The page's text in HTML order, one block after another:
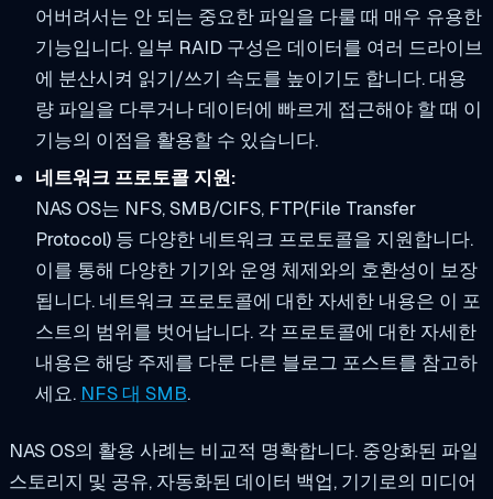
어버려서는 안 되는 중요한 파일을 다룰 때 매우 유용한
기능입니다. 일부 RAID 구성은 데이터를 여러 드라이브
에 분산시켜 읽기/쓰기 속도를 높이기도 합니다. 대용
량 파일을 다루거나 데이터에 빠르게 접근해야 할 때 이
기능의 이점을 활용할 수 있습니다.
네트워크 프로토콜 지원:
NAS OS는 NFS, SMB/CIFS, FTP(File Transfer
Protocol) 등 다양한 네트워크 프로토콜을 지원합니다.
이를 통해 다양한 기기와 운영 체제와의 호환성이 보장
됩니다. 네트워크 프로토콜에 대한 자세한 내용은 이 포
스트의 범위를 벗어납니다. 각 프로토콜에 대한 자세한
내용은 해당 주제를 다룬 다른 블로그 포스트를 참고하
세요. NFS 대 SMB.
NAS OS의 활용 사례는 비교적 명확합니다. 중앙화된 파일
스토리지 및 공유, 자동화된 데이터 백업, 기기로의 미디어